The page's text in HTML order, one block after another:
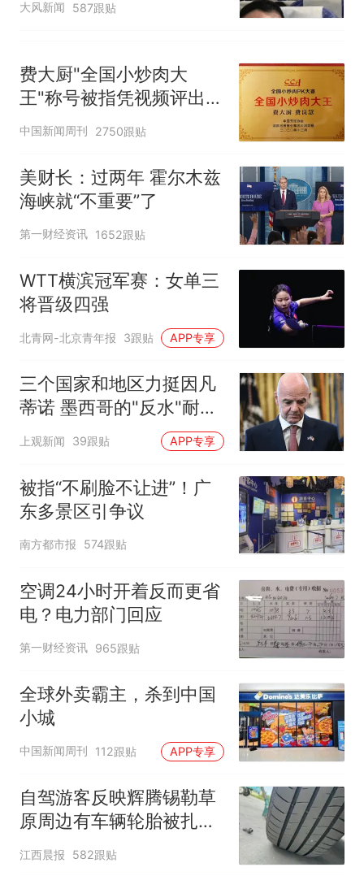
大风新闻 587跟贴
费大厨"全国小炒肉大
王"称号被指凭视频评出
官方回应
中国新闻周刊 2750跟贴
美财长：过两年 霍尔木兹
海峡就“不重要”了
第一财经资讯 1652跟贴
WTT横滨冠军赛：女单三
将晋级四强
北青网-北京青年报 3跟贴 APP专享
三个国家和地区力挺因凡
蒂诺 墨西哥的"反水"耐人
寻味
上观新闻 39跟贴 APP专享
被指“不刷脸不让进”！广
东多景区引争议
南方都市报 574跟贴
空调24小时开着反而更省
电？电力部门回应
第一财经资讯 965跟贴
全球外卖霸主，杀到中国
小城
中国新闻周刊 112跟贴 APP专享
自驾游客反映辉腾锡勒草
原周边有车辆轮胎被扎，
修理店铺换胎价格高达千
江西晨报 582跟贴